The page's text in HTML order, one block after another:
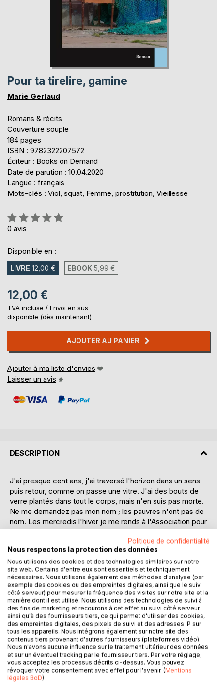
Pour ta tirelire, gamine
Marie Gerlaud
Romans & récits
Couverture souple
184 pages
ISBN : 9782322207572
Éditeur : Books on Demand
Date de parution : 10.04.2020
Langue : français
Mots-clés : Viol, squat, Femme, prostitution, Vieillesse
Évaluation:
0%
0 avis
Disponible en :
LIVRE 12,00 € EBOOK 5,99 €
12,00 €
TVA incluse / Envoi en sus
disponible (dès maintenant)
AJOUTER AU PANIER
Ajouter à ma liste d'envies
Laisser un avis
DESCRIPTION
J'ai presque cent ans, j'ai traversé l'horizon dans un sens
puis retour, comme on passe une vitre. J'ai des bouts de
verre plantés dans tout le corps, mais n'en suis pas morte.
Ne me demandez pas mon nom ; les pauvres n'ont pas de
nom. Les mercredis l'hiver je me rends à l'Association pour
recevoir le cabas à provisions de la semaine. J'ai des
pommes, du lait, des biscottes, je ne manque de rien.
Surtout, j'ai mon cabanon. Un miracle, mon cabanon ! J'y
suis un monarque illégitime. S'ils m'y découvrent, ils
m'emmèneront. Ils m'attacheront à un lit au trente-
troisième étage du service de gériatrie. Surtout pas ça ! A
l'hospice, je perdrais le don de convoquer les oiseaux.
J'ai voyagé sur la Marie-Joséphine. Je me suis embarquée
le jour de mes dix-huit ans. Si j'étais partie avant, cela
aurait fait des histoires, je ne voulais pas être ramenée à la
maison entre deux gendarmes. J'étais solide, j'ai patienté.
Depuis mes trois ans, chaque fin d'après-midi, la vieille, ma
grand-mère m'envoyait porter des biscuits chez le voisin
d'en face. Il avait perdu sa femme, le pauvre avait besoin
d'être consolé. "Tiens, gamine, trois pièces pour ta tirelire,
mais motus et bouche cousue, ça reste entre nous, sinon
Politique de confidentialité
Nous respectons la protection des données
Nous utilisons des cookies et des technologies similaires sur notre
site web. Certains d'entre eux sont essentiels et techniquement
nécessaires. Nous utilisons également des méthodes d'analyse (par
exemple des cookies ou des empreintes digitales, ainsi que le suivi
côté serveur) pour mesurer la fréquence des visites sur notre site et la
manière dont il est utilisé. Nous utilisons des technologies de suivi à
des fins de marketing et recourons à cet effet au suivi côté serveur
ainsi qu'à des fournisseurs tiers, ce qui permet d'utiliser des cookies,
des empreintes digitales, des pixels de suivi et des adresses IP sur
tous les appareils. Nous intégrons également sur notre site des
contenus tiers provenant d'autres fournisseurs (plateformes vidéo).
Nous n'avons aucune influence sur le traitement ultérieur des données
et sur un éventuel tracking par le fournisseur tiers. Par votre réglage,
vous acceptez les processus décrits ci-dessus. Vous pouvez
révoquer votre consentement avec effet pour l'avenir. (Mentions
légales BoD)